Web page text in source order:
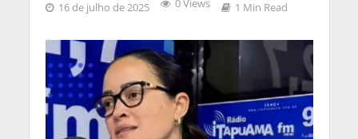
16 de julho de 2025 0 Views 1 Min Read